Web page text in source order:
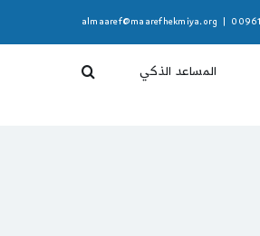
almaaref@maarefhekmiya.org
المساعد الذكي